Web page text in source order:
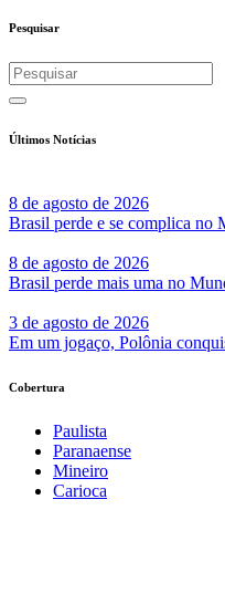
Pesquisar
Últimos Notícias
8 de agosto de 2026
Brasil perde e se complica no
8 de agosto de 2026
Brasil perde mais uma no
3 de agosto de 2026
Em um jogaço, Polônia
Cobertura
Paulista
Paranaense
Mineiro
Carioca